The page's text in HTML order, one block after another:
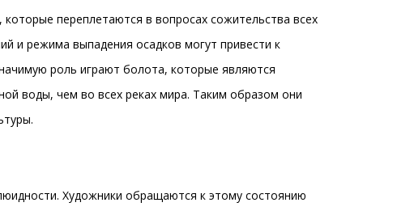
переплетаются в вопросах сожительства всех
и режима выпадения осадков могут привести к
роль играют болота, которые являются
воды, чем во всех реках мира. Таким образом они
Художники обращаются к этому состоянию